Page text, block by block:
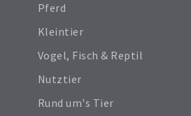
Pferd
Kleintier
Vogel, Fisch & Reptil
Nutztier
Rund um's Tier